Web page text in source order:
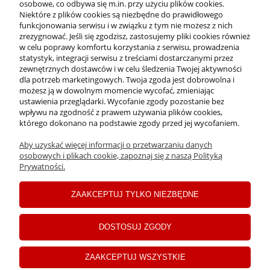
OFERTA
O NAS
INFORMACJE
PŁATNOŚCI I DOSTAWA
opyrights ©2024 Drogerie Jawa
pokaż pełną wersję strony
osobowe, co odbywa się m.in. przy użyciu plików cookies.
Niektóre z plików cookies są niezbędne do prawidłowego
funkcjonowania serwisu i w związku z tym nie możesz z nich
zrezygnować. Jeśli się zgodzisz, zastosujemy pliki cookies również
w celu poprawy komfortu korzystania z serwisu, prowadzenia
statystyk, integracji serwisu z treściami dostarczanymi przez
zewnętrznych dostawców i w celu śledzenia Twojej aktywności
dla potrzeb marketingowych. Twoja zgoda jest dobrowolna i
możesz ją w dowolnym momencie wycofać, zmieniając
ustawienia przeglądarki. Wycofanie zgody pozostanie bez
wpływu na zgodność z prawem używania plików cookies,
którego dokonano na podstawie zgody przed jej wycofaniem.
Aby uzyskać więcej informacji o przetwarzaniu danych
osobowych i plikach cookie, zapoznaj się z naszą Polityką
Prywatności.
ZAAKCEPTUJ TYLKO NIEZBĘDNE
DOSTOSUJ ZGODY
ZAAKCEPTUJ WSZYSTKIE